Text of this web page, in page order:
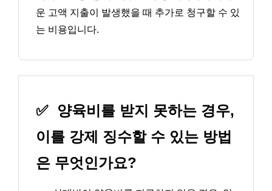
운 고액 지출이 발생했을 때 추가로 청구할 수 있
는 비용입니다.
✅
양육비를 받지 못하는 경우,
이를 강제 징수할 수 있는 방법
은 무엇인가요?